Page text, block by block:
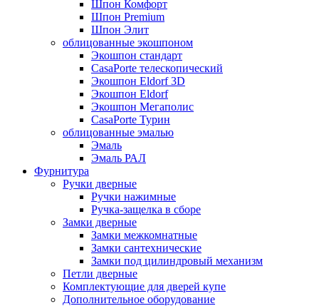
Шпон Комфорт
Шпон Premium
Шпон Элит
облицованные экошпоном
Экошпон стандарт
CasaPorte телескопический
Экошпон Eldorf 3D
Экошпон Eldorf
Экошпон Мегаполис
CasaPorte Турин
облицованные эмалью
Эмаль
Эмаль РАЛ
Фурнитура
Ручки дверные
Ручки нажимные
Ручка-защелка в сборе
Замки дверные
Замки межкомнатные
Замки сантехнические
Замки под цилиндровый механизм
Петли дверные
Комплектующие для дверей купе
Дополнительное оборудование